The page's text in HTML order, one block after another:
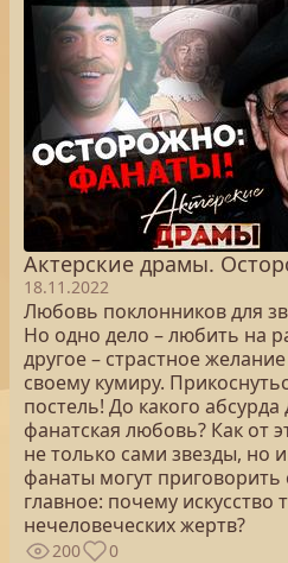
Актерские драмы.
18.11.2022
Любовь поклонников для
Но одно дело – любить на
другое – страстное
своему кумиру.
постель! До какого абсурда
фанатская любовь? Как от
не только сами звезды, но
фанаты могут приговорить
главное: почему искусство
нечеловеческих жертв?
200 0